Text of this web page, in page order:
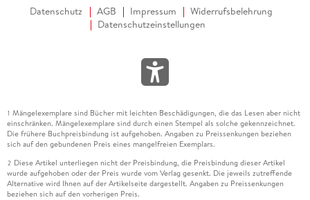
Datenschutz AGB Impressum
Widerrufsbelehrung
Datenschutzeinstellungen
1 Mängelexemplare sind Bücher mit leichten Beschädigungen, die das Lesen aber nicht
einschränken. Mängelexemplare sind durch einen Stempel als solche gekennzeichnet.
Die frühere Buchpreisbindung ist aufgehoben. Angaben zu Preissenkungen beziehen
sich auf den gebundenen Preis eines mangelfreien Exemplars.
2 Diese Artikel unterliegen nicht der Preisbindung, die Preisbindung dieser Artikel
wurde aufgehoben oder der Preis wurde vom Verlag gesenkt. Die jeweils zutreffende
Alternative wird Ihnen auf der Artikelseite dargestellt. Angaben zu Preissenkungen
beziehen sich auf den vorherigen Preis.